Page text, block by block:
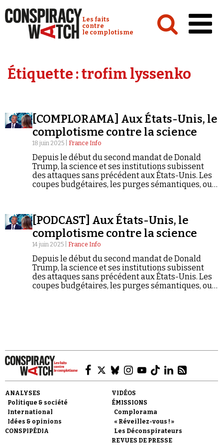
Conspiracy Watch :
Les faits
contre
le complotisme
Analyses
Vidéos
Émissions
Revues de presse
Newsletter
Demander à Vera
Étiquette :trofim lyssenko
[COMPLORAMA] Aux États-Unis, le
complotisme contre la science
18 juin 2025 | France Info
Depuis le début du second mandat de Donald
Trump, la science et ses institutions subissent
des attaques sans précédent aux États-Unis. Les
coupes budgétaires, les purges sémantiques, ou
l'État, tandis que les plus hauts responsables
relaient des théories directement issues de la
complosphère.
[PODCAST] Aux États-Unis, le
complotisme contre la science
14 juin 2025 | France Info
Depuis le début du second mandat de Donald
Trump, la science et ses institutions subissent
des attaques sans précédent aux États-Unis. Les
coupes budgétaires, les purges sémantiques, ou
ANALYSES
Politique & société
International
Idées & opinions
CONSPIPÉDIA
VIDÉOS
ÉMISSIONS
Complorama
« Réveillez-vous ! »
Les Déconspirateurs
REVUES DE PRESSE